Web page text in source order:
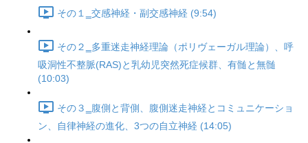
その１‗交感神経・副交感神経 (9:54)
その２‗多重迷走神経理論（ポリヴェーガル理論）、呼
吸洞性不整脈(RAS)と乳幼児突然死症候群、有髄と無髄
(10:03)
その３‗腹側と背側、腹側迷走神経とコミュニケーショ
ン、自律神経の進化、3つの自立神経 (14:05)